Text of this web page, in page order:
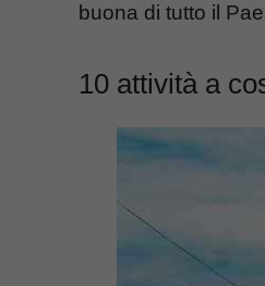
buona di tutto il
10 attività a